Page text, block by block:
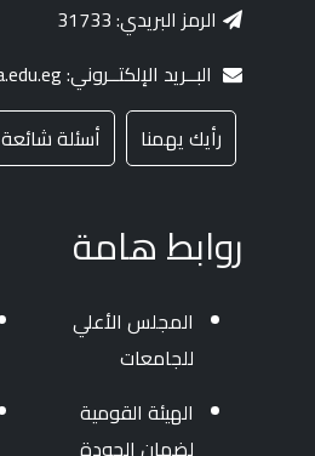
الرمز البريدي: 31733
البــريد الإلكتــروني: dean@phed.tanta.edu.eg
رأيك يهمنا
أسئلة شائعة
روابط هامة
المجلس الأعلي
للجامعات
الهيئة القومية
لضمان الجودة